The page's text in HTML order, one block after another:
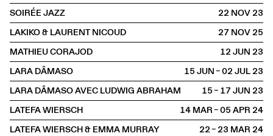
SOIRÉE JAZZ
22 NOV2023
LAKIKO & LAURENT NICOUD
27 NOV2025
MATHIEU CORAJOD
12 JUN2023
LARA DÂMASO
15 JUN – 02 JUL2023
LARA DÂMASO AVEC LUDWIG ABRAHAM
15 – 17 JUN2023
LATEFA WIERSCH
14 MAR – 05 APR2024
LATEFA WIERSCH & EMMA MURRAY
22 – 23 MAR2024